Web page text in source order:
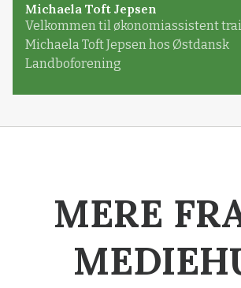
Michaela Toft Jepsen
Velkommen til økonomiassistent
Michaela Toft Jepsen hos Østdansk
Landboforening
MERE